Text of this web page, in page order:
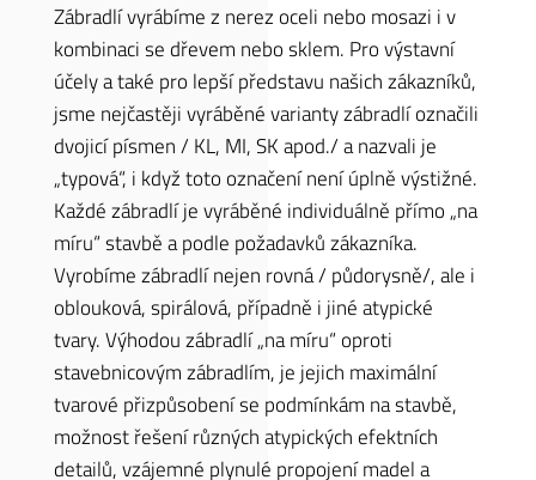
Zábradlí vyrábíme z nerez oceli nebo mosazi i v
kombinaci se dřevem nebo sklem. Pro výstavní
účely a také pro lepší představu našich zákazníků,
jsme nejčastěji vyráběné varianty zábradlí označili
dvojicí písmen / KL, MI, SK apod./ a nazvali je
„typová“, i když toto označení není úplně výstižné.
Každé zábradlí je vyráběné individuálně přímo „na
míru“ stavbě a podle požadavků zákazníka.
Vyrobíme zábradlí nejen rovná / půdorysně/, ale i
oblouková, spirálová, případně i jiné atypické
tvary. Výhodou zábradlí „na míru“ oproti
stavebnicovým zábradlím, je jejich maximální
tvarové přizpůsobení se podmínkám na stavbě,
možnost řešení různých atypických efektních
detailů, vzájemné plynulé propojení madel a